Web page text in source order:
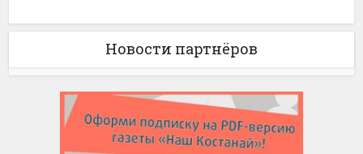
Новости партнёров